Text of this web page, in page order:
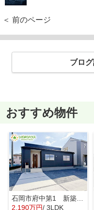
＜ 前のページ
ブロ
おすすめ物件
石岡市府中第1 新築戸建 3号棟
2,190万円/ 3LDK